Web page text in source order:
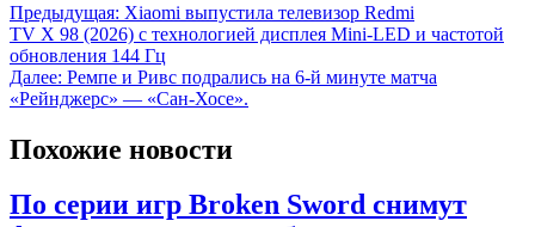
Предыдущая: Xiaomi выпустила телевизор Redmi
TV X 98 (2026) с технологией дисплея Mini-LED и частотой
обновления 144 Гц
Далее: Ремпе и Ривс подрались на 6-й минуте матча
«Рейнджерс» — «Сан-Хосе».
Похожие новости
По серии игр Broken Sword снимут